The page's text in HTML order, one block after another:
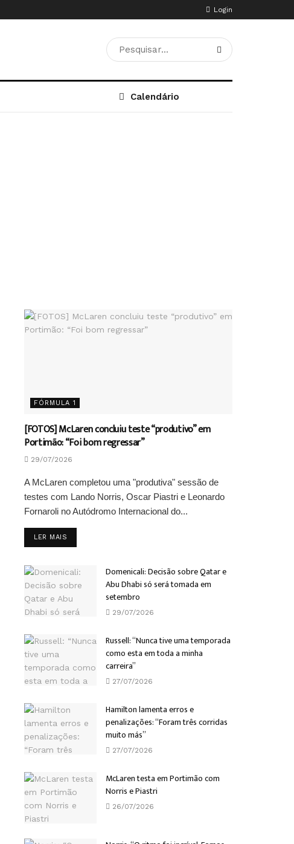
Login
Calendário
FÓRMULA 1
[FOTOS] McLaren concluiu teste “produtivo” em
Portimão: “Foi bom regressar”
29/07/2026
A McLaren completou uma "produtiva" sessão de
testes com Lando Norris, Oscar Piastri e Leonardo
Fornaroli no Autódromo Internacional do...
LER MAIS
Domenicali: Decisão sobre Qatar e
Abu Dhabi só será tomada em
setembro
29/07/2026
Russell: “Nunca tive uma temporada
como esta em toda a minha
carreira”
27/07/2026
Hamilton lamenta erros e
penalizações: “Foram três corridas
muito más”
27/07/2026
McLaren testa em Portimão com
Norris e Piastri
26/07/2026